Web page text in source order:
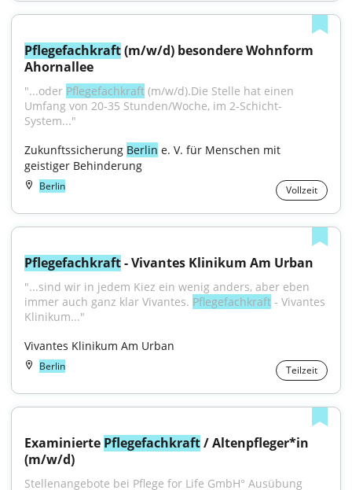
Pflegefachkraft (m/w/d) besondere Wohnform
Ahornallee
"...oder Pflegefachkraft (m/w/d).Die Stelle hat einen
Umfang von 20-35 Stunden/Woche, im 2-Schicht-
System..."
Zukunftssicherung Berlin e. V. für Menschen mit
geistiger Behinderung
Berlin Vollzeit
Pflegefachkraft - Vivantes Klinikum Am Urban
"...sind wir in jedem Kiez ein wenig anders, aber eben
immer auch ganz klar Vivantes. Pflegefachkraft - Vivantes
Klinikum..."
Vivantes Klinikum Am Urban
Berlin Teilzeit
Examinierte Pflegefachkraft / Altenpfleger*in
(m/w/d)
Stellenangebote bei Pflege for Life GmbH° Ausübung